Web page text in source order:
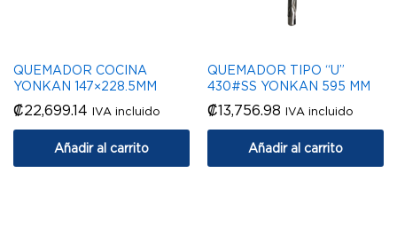
QUEMADOR COCINA
YONKAN 147×228.5MM
₡22,699.14 IVA incluido
Añadir al carrito
QUEMADOR TIPO “U”
430#SS YONKAN 595 MM
₡13,756.98 IVA incluido
Añadir al carrito